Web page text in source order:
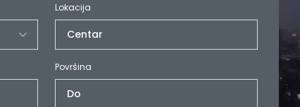
Lokacija
Centar
Površina